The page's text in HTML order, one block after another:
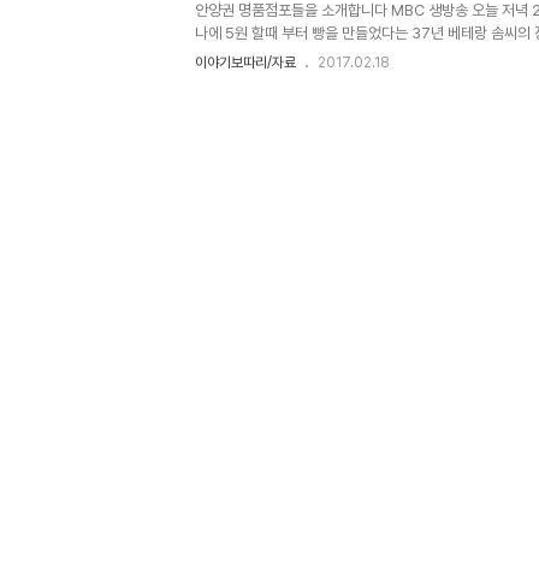
안양권 명품점포들을 소개합니다 MBC 생방송 오늘 저
나에 5원 할때 부터 빵을 만들었다는 37년 베테랑 솜씨의
도가 2015년 선정한 전통시장 명품점포다. 찐빵 하나도
이야기보따리/자료 2017.02.18